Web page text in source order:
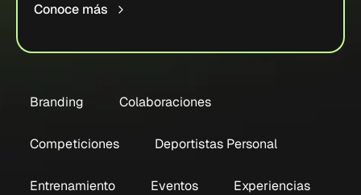
Conoce más
Branding Colaboraciones
Competiciones Deportistas Personal
Entrenamiento Eventos Experiencias